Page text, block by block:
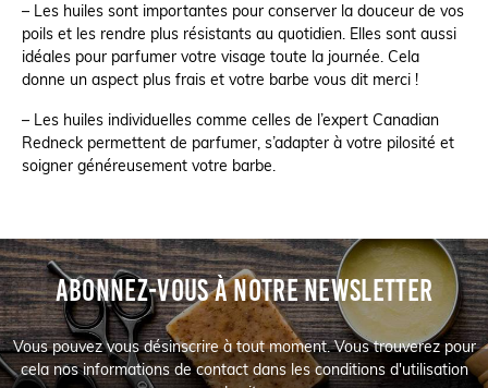
– Les huiles sont importantes pour conserver la douceur de vos
poils et les rendre plus résistants au quotidien. Elles sont aussi
idéales pour parfumer votre visage toute la journée. Cela
donne un aspect plus frais et votre barbe vous dit merci !
– Les huiles individuelles comme celles de l’expert Canadian
Redneck permettent de parfumer, s’adapter à votre pilosité et
soigner généreusement votre barbe.
ABONNEZ-VOUS À NOTRE NEWSLETTER
Vous pouvez vous désinscrire à tout moment. Vous trouverez pour
cela nos informations de contact dans les conditions d'utilisation